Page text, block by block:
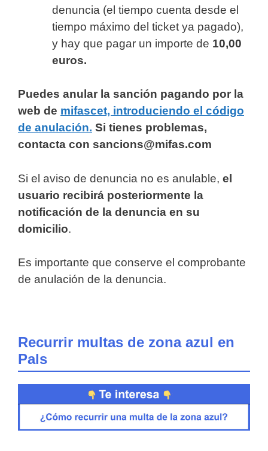
denuncia (el tiempo cuenta desde el
tiempo máximo del ticket ya pagado),
y hay que pagar un importe de 10,00
euros.
Puedes anular la sanción pagando por la
web de mifascet, introduciendo el código
de anulación. Si tienes problemas,
contacta con sancions@mifas.com
Si el aviso de denuncia no es anulable, el
usuario recibirá posteriormente la
notificación de la denuncia en su
domicilio.
Es importante que conserve el comprobante
de anulación de la denuncia.
Recurrir multas de zona azul en
Pals